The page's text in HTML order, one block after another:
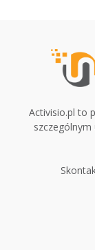
Activisio.pl to